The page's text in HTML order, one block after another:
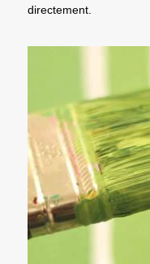
directement.